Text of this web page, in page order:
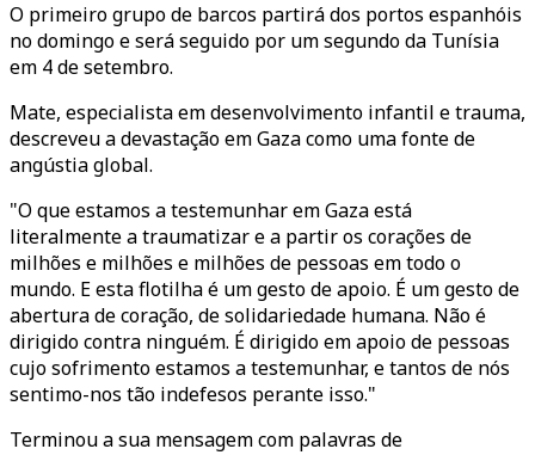
O primeiro grupo de barcos partirá dos portos espanhóis
no domingo e será seguido por um segundo da Tunísia
em 4 de setembro.
Mate, especialista em desenvolvimento infantil e trauma,
descreveu a devastação em Gaza como uma fonte de
angústia global.
"O que estamos a testemunhar em Gaza está
literalmente a traumatizar e a partir os corações de
milhões e milhões e milhões de pessoas em todo o
mundo. E esta flotilha é um gesto de apoio. É um gesto de
abertura de coração, de solidariedade humana. Não é
dirigido contra ninguém. É dirigido em apoio de pessoas
cujo sofrimento estamos a testemunhar, e tantos de nós
sentimo-nos tão indefesos perante isso."
Terminou a sua mensagem com palavras de